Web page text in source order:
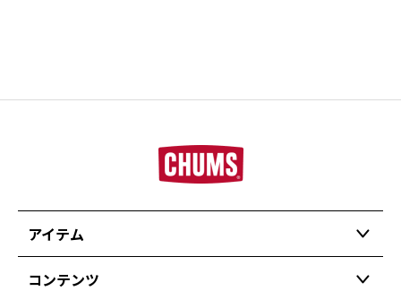
アイテム
コンテンツ